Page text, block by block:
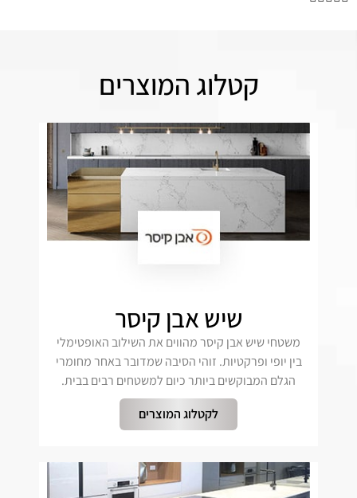
קטלוג המוצרים
שיש אבן קיסר
משטחי שיש אבן קיסר מהווים את השילוב האופטימלי
בין יופי ופרקטיות. זוהי הסיבה שמדובר באחר מחומרי
הגלם המבוקשים ביותר כיום למשטחים רבים בבית.
לקטלוג המוצרים